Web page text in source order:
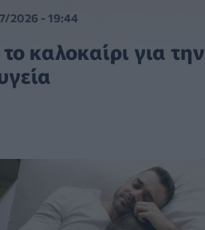
2026 - 19:44
καλοκαίρι για την